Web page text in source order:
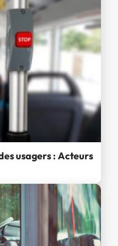
usagers : Acteurs